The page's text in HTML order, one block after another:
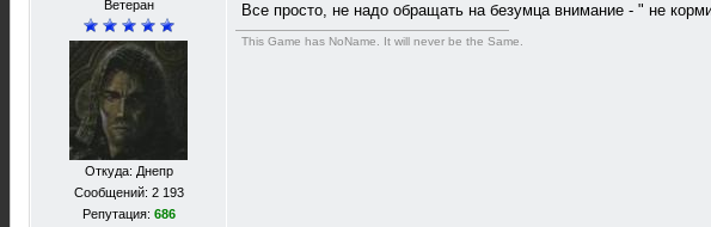
Ветеран
Откуда: Днепр
Сообщений: 2 193
Репутация: 686
Все просто, не надо обращать на безумца внимание - " не
This Game has NoName. It will never be the Same.